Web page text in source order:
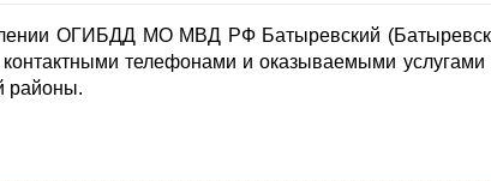
ОГИБДД МО МВД РФ Батыревский
телефонами и оказываемыми услугами
районы.